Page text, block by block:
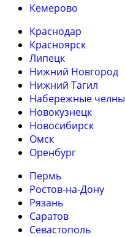
Кемерово
Краснодар
Красноярск
Липецк
Нижний Новгород
Нижний Тагил
Набережные челны
Новокузнецк
Новосибирск
Омск
Оренбург
Пермь
Ростов-на-Дону
Рязань
Саратов
Севастополь